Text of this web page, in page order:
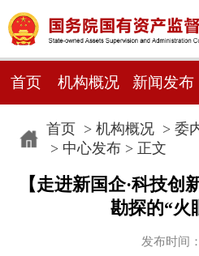
首页 机构概况 新闻发布
首页> 机构概况> 委
> 中心发布> 正文
【走进新国企·科技创
勘探的“火
发布时间：